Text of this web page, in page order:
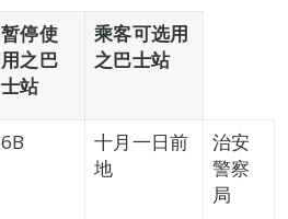
暂停使
用之巴
士站
乘客可选用
之巴士站
6B
十月一日前
地
治安
警察
局